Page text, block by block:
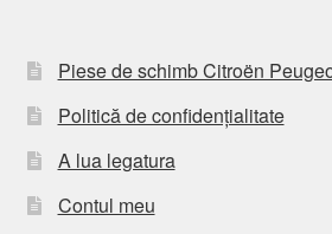
Piese de schimb Citroën
Politică de confidențialitate
A lua legatura
Contul meu